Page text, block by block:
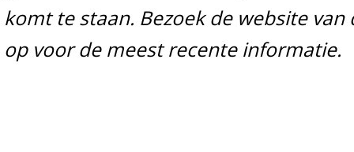
komt te staan. Bezoek de website
op voor de meest recente informatie.